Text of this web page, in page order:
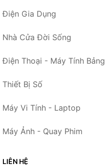
Điện Gia Dụng
Nhà Cửa Đời Sống
Điện Thoại - Máy Tính Bảng
Thiết Bị Số
Máy Vi Tính - Laptop
Máy Ảnh - Quay Phim
LIÊN HỆ